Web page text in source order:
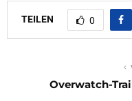
TEILEN 0
Overwatch-